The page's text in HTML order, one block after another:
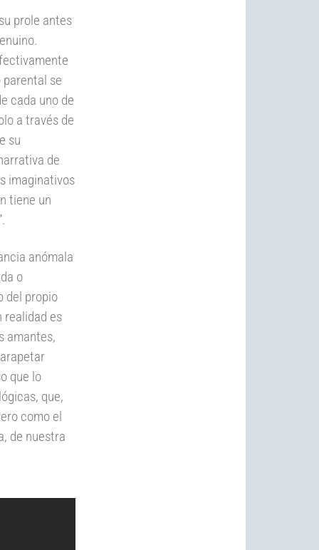
prole antes
se
cada uno de
a través de
su
de
imaginativos
tiene un
anómala
o
del propio
realidad es
amantes,
que lo
que,
como el
de nuestra